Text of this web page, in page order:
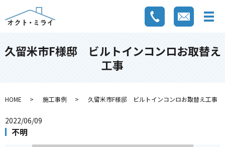
久留米市F様邸 ビルトインコンロお取替え
工事
HOME 施工事例 久留米市F様邸 ビルトインコンロお取替え工事
2022/06/09
不明